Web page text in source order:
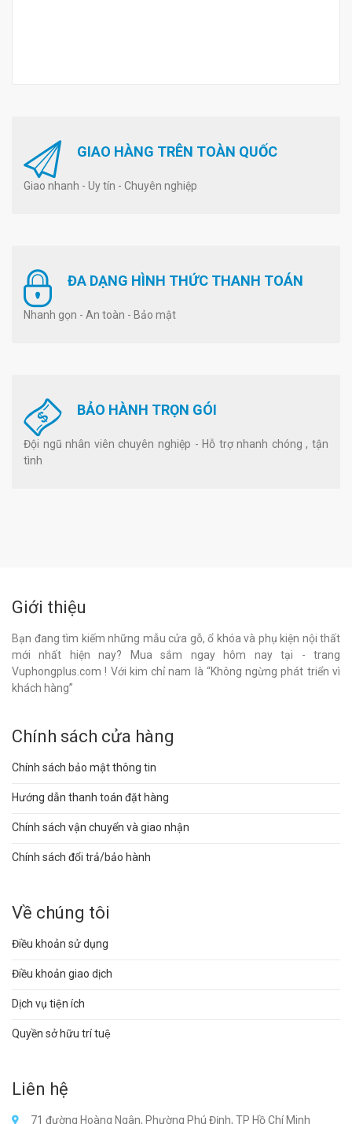
GIAO HÀNG TRÊN TOÀN QUỐC
Giao nhanh - Uy tín - Chuyên nghiệp
ĐA DẠNG HÌNH THỨC THANH TOÁN
Nhanh gọn - An toàn - Bảo mật
BẢO HÀNH TRỌN GÓI
Đội ngũ nhân viên chuyên nghiệp - Hỗ trợ nhanh chóng , tận
tình
Giới thiệu
Bạn đang tìm kiếm những mẫu cửa gỗ, ổ khóa và phụ kiện nội thất
mới nhất hiện nay? Mua sắm ngay hôm nay tại - trang
Vuphongplus.com ! Với kim chỉ nam là “Không ngừng phát triển vì
khách hàng”
Chính sách cửa hàng
Chính sách bảo mật thông tin
Hướng dẫn thanh toán đặt hàng
Chính sách vận chuyển và giao nhận
Chính sách đổi trả/bảo hành
Về chúng tôi
Điều khoản sử dụng
Điều khoản giao dịch
Dịch vụ tiện ích
Quyền sở hữu trí tuệ
Liên hệ
71 đường Hoàng Ngân, Phường Phú Định, TP Hồ Chí Minh